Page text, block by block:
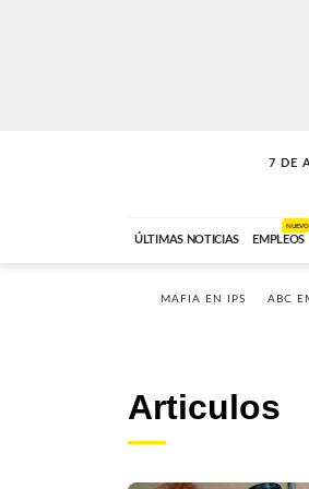
7 DE
ÚLTIMAS NOTICIAS EMPLEOS
NUEVO
MAFIA EN IPS ABC
Articulos